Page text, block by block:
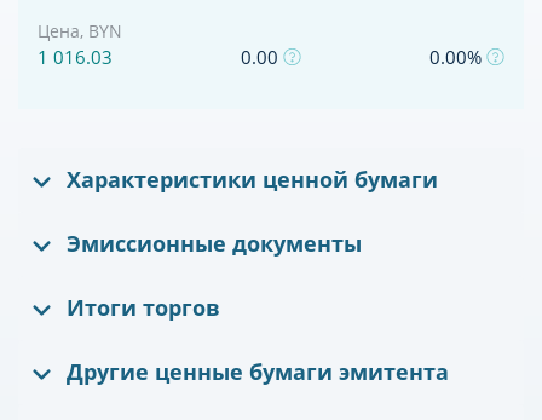
Цена, BYN
1 016.03 0.00 0.00%
Характеристики ценной бумаги
Эмиссионные документы
Итоги торгов
Другие ценные бумаги эмитента